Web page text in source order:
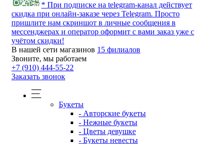
* При подписке на telegram-канал действует
скидка при онлайн-заказе через Telegram. Просто
пришлите нам скриншот в личные сообщения в
мессенджерах и оператор оформит с вами заказ уже с
учётом скидки!
В нашей сети магазинов 15 филиалов
Звоните, мы работаем
+7 (910) 444-55-22
Заказать звонок
Букеты
- Авторские букеты
- Нежные букеты
- Цветы девушке
- Букеты невесты